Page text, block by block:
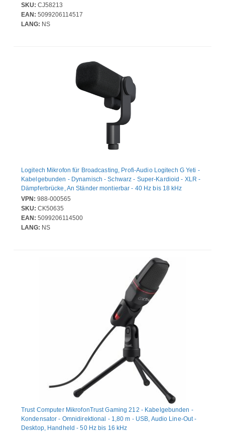
SKU: CJ58213
EAN: 5099206114517
LANG: NS
Logitech Mikrofon für Broadcasting, Profi-Audio Logitech G Yeti -
Kabelgebunden - Dynamisch - Schwarz - Super-Kardioid - XLR -
Dämpferbrücke, An Ständer montierbar - 40 Hz bis 18 kHz
VPN: 988-000565
SKU: CK50635
EAN: 5099206114500
LANG: NS
Trust Computer MikrofonTrust Gaming 212 - Kabelgebunden -
Kondensator - Omnidirektional - 1,80 m - USB, Audio Line-Out -
Desktop, Handheld - 50 Hz bis 16 kHz